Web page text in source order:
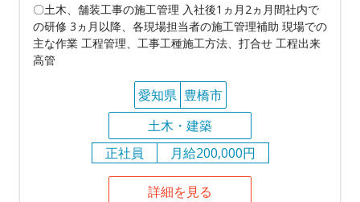
〇土木、舗装工事の施工管理 入社後1ヵ月2ヵ月間社内で
の研修 3ヵ月以降、各現場担当者の施工管理補助 現場での
主な作業 工程管理、工事工種施工方法、打合せ 工程出来
高管
愛知県 豊橋市
土木・建築
正社員
月給200,000円
詳細を見る